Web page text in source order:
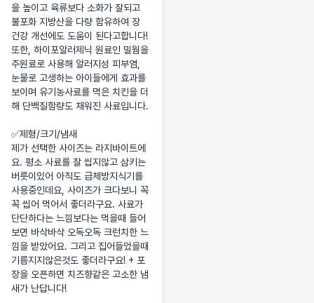
을 높이고 육류보다 소화가 잘되고
불포화 지방산을 다량 함유하여 장
건강 개선에도 도움이 된다고합니다!
또한, 하이포알러제닉 원료인 밀웜을
주원료로 사용해 알러지성 피부염,
눈물로 고생하는 아이들에게 효과를
보이며 유기농사료를 먹은 치킨을 더
해 단백질함량도 채워진 사료입니다.
✅️제형/크기/냄새
제가 선택한 사이즈는 라지바이트에
요. 평소 사료를 잘 씹지않고 삼키는
버릇이있어 아직도 급체방지식기를
사용중인데요, 사이즈가 크다보니 꼭
꼭 씹어 먹어서 좋더라구요. 사료가
단단하다는 느낌보다는 먹을때 들어
보면 바삭바삭 오독오독 크런치한 느
낌을 받았어요. 그리고 집어들었을때
기름지지않은것도 좋더라구요! + 포
장을 오픈하면 치즈향같은 고소한 냄
새가 난답니다!